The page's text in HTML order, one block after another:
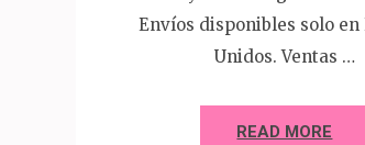
Envíos disponibles solo en
Unidos. Ventas …
READ MORE